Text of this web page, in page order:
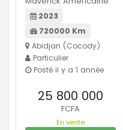
2023
720000 Km
Abidjan (Cocody)
Particulier
Posté il y a 1 année
25 800 000
FCFA
En vente